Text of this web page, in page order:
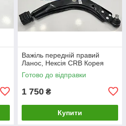
Важіль передній правий
Ланос, Нексія CRB Корея
Готово до відправки
1 750 ₴
Купити